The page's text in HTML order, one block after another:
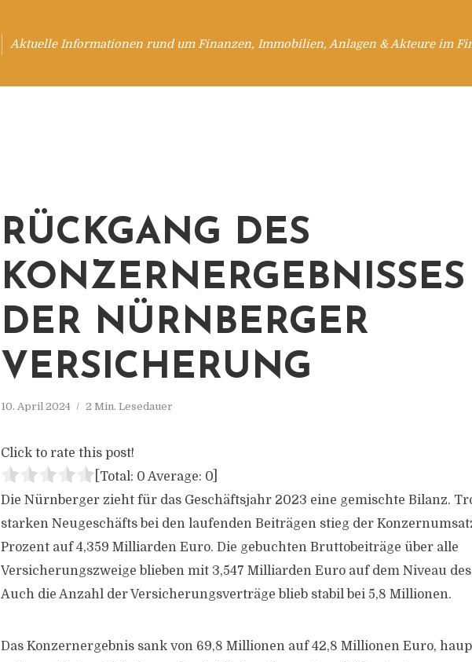
Aktuelle Informationen rund um Finanzen, Immobilien, Anlagen & Akteure im
RÜCKGANG DES
DER NÜRNBERGER
VERSICHERUNG
10. April 2024 2 Min. Lesedauer
Click to rate this post!
[Total: 0 Average: 0
Die Nürnberger zieht für das Geschäftsjahr 2023 eine gemischte Bilanz.
starken Neugeschäfts bei den laufenden Beiträgen stieg der
Prozent auf 4,359 Milliarden Euro. Die gebuchten Bruttobeiträge über alle
Versicherungszweige blieben mit 3,547 Milliarden Euro auf dem Niveau
Auch die Anzahl der Versicherungsverträge blieb stabil bei 5,8 Millionen.
Das Konzernergebnis sank von 69,8 Millionen auf 42,8 Millionen Euro,